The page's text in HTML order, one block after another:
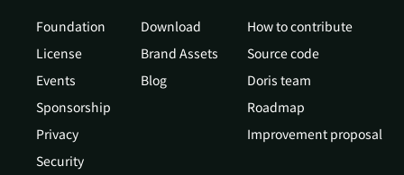
Foundation
License
Events
Sponsorship
Privacy
Security
Download
Brand Assets
Blog
How to contribute
Source code
Doris team
Roadmap
Improvement proposal